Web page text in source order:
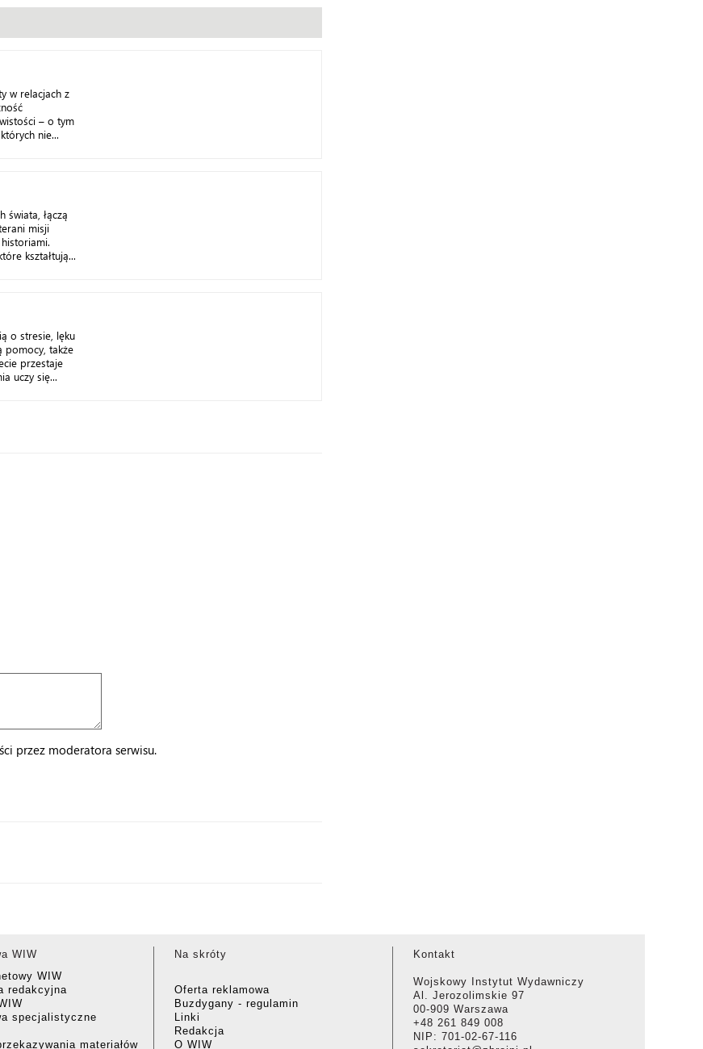
w relacjach z
– o tym
nie...
świata, łączą
misji
kształtują...
o stresie, lęku
pomocy, także
przestaje
uczy się...
przez moderatora serwisu.
WIW
WIW
redakcyjna
specjalistyczne
materiałów
Na skróty
Oferta reklamowa
Buzdygany - regulamin
Linki
Redakcja
O WIW
Kontakt
Wojskowy Instytut Wydawniczy
Al. Jerozolimskie 97
00-909 Warszawa
+48 261 849 008
NIP: 701-02-67-116